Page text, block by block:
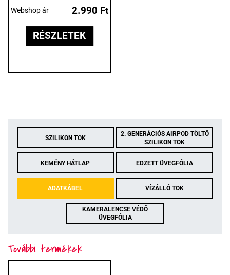
Webshop ár 2.990 Ft
RÉSZLETEK
SZILIKON TOK
2. GENERÁCIÓS AIRPOD TÖLTŐ
SZILIKON TOK
KEMÉNY HÁTLAP EDZETT ÜVEGFÓLIA
ADATKÁBEL VÍZÁLLÓ TOK
KAMERALENCSE VÉDŐ
ÜVEGFÓLIA
További termékek